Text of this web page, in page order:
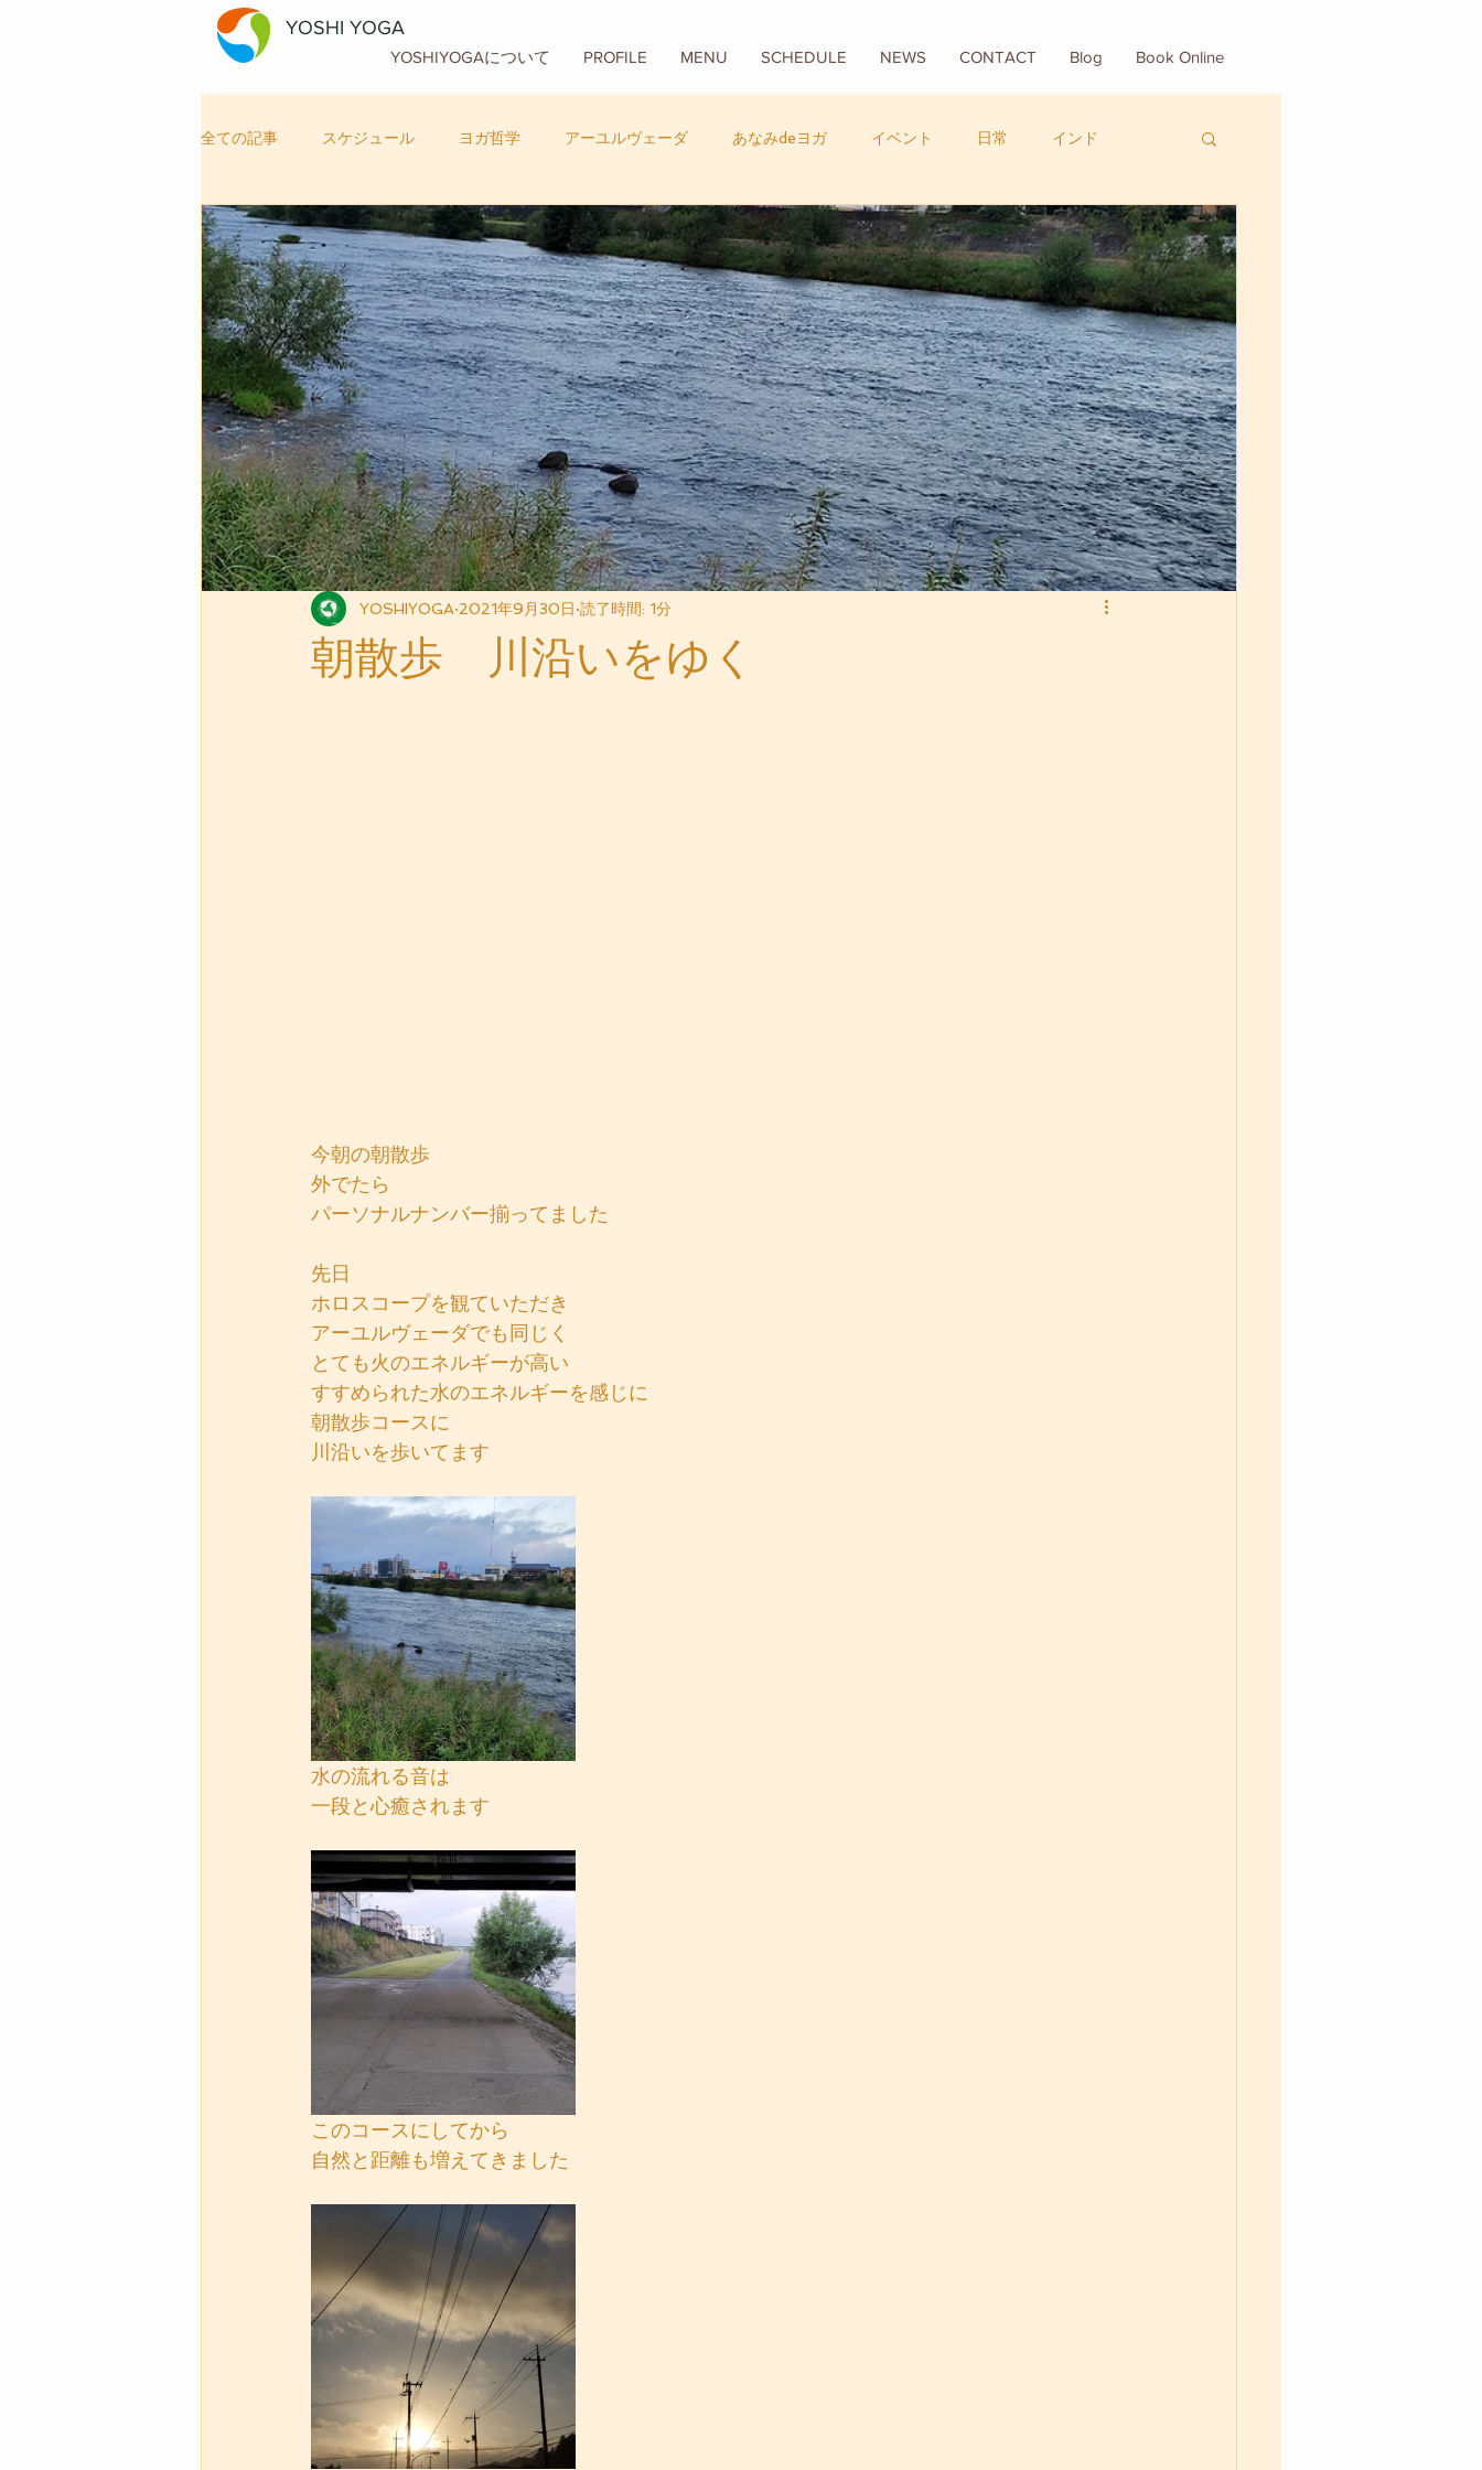
YOSHI YOGA
YOSHIYOGAについて PROFILE MENU SCHEDULE NEWS CONTACT Blog Book Online
全ての記事 スケジュール ヨガ哲学 アーユルヴェーダ あなみdeヨガ イベント 日常 インド
自律神経メンテナンス ヨガ フード バリ 数秘学
朝散歩 川沿いをゆく
YOSHIYOGA 2021年9月30日 読了時間: 1分
今朝の朝散歩
外でたら
パーソナルナンバー揃ってました
先日
ホロスコープを観ていただき
アーユルヴェーダでも同じく
とても火のエネルギーが高い
すすめられた水のエネルギーを感じに
朝散歩コースに
川沿いを歩いてます
水の流れる音は
一段と心癒されます
このコースにしてから
自然と距離も増えてきました